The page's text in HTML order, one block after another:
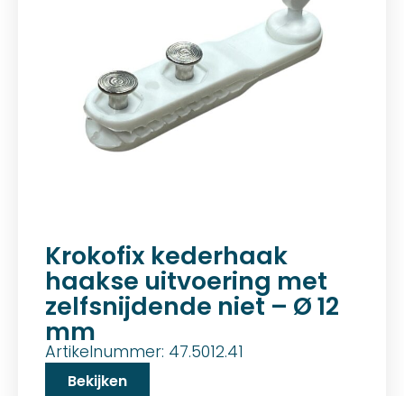
Krokofix kederhaak
haakse uitvoering met
zelfsnijdende niet – Ø 12
mm
Artikelnummer: 47.5012.41
Bekijken